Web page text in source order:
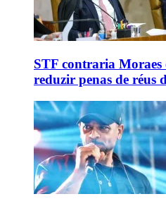
STF contraria Moraes
reduzir penas de réus